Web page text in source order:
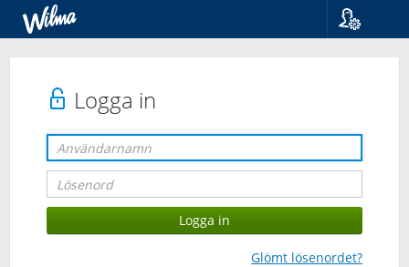
Logga in
Glömt lösenordet?